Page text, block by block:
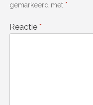
gemarkeerd met *
Reactie *